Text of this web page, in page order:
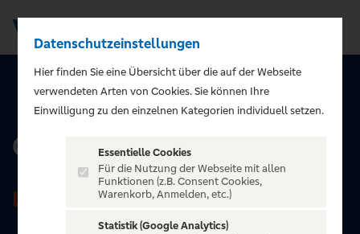
ZURÜCK ZUR STARTSEITE
Gewandhaus zu Leipzig
LEIPZIG
Datenschutzeinstellungen
Hier finden Sie eine Übersicht über die auf der Webseite
verwendeten Arten von Cookies. Sie können Ihre
Einwilligung zu den einzelnen Kategorien individuell setzen.
Essentielle Cookies
Für die Nutzung der Webseite mit allen
Funktionen (z.B. Consent Cookies,
Warenkorb, Anmelden, etc.)
Statistik (Google Analytics)